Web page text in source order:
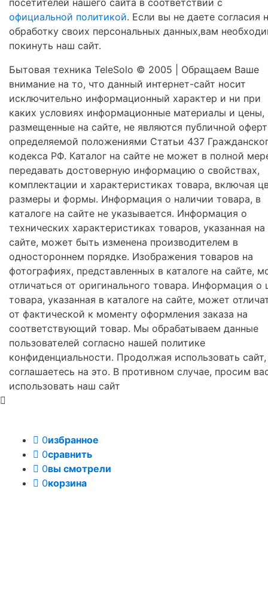
официальной политикой. Если вы не даете согласия
обработку своих персональных данных,вам
покинуть наш сайт.
Бытовая техника TeleSolo © 2005 | Обращаем Ваше
внимание на то, что данный интернет-сайт носит
исключительно информационный характер и ни при
каких условиях информационные материалы и цены,
размещенные на сайте, не являются публичной
определяемой положениями Статьи 437
кодекса РФ. Каталог на сайте не может в полной
передавать достоверную информацию о свойствах,
комплектации и характеристиках товара, включая
размеры и формы. Информация о наличии товара, в
каталоге на сайте не указывается. Информация о
технических характеристиках товаров, указанная на
сайте, может быть изменена производителем в
одностороннем порядке. Изображения товаров на
фотографиях, представленных в каталоге на сайте,
отличаться от оригинального товара. Информация о
товара, указанная в каталоге на сайте, может
от фактической к моменту оформления заказа на
соответствующий товар. Мы обрабатываем данные
пользователей согласно нашей политике
конфиденциальности. Продолжая использовать
соглашаетесь на это. В противном случае, просим
использовать наш сайт
0избранное
0сравнить
0вы смотрели
0корзина